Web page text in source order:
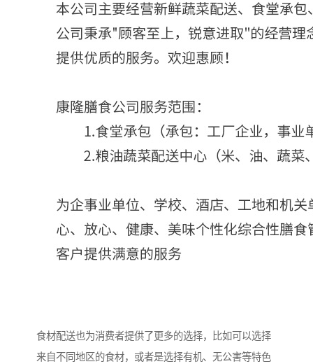
食材配送也为消费者提供了更多的选择，比如可以选择
来自不同地区的食材，或者是选择有机、无公害等特色